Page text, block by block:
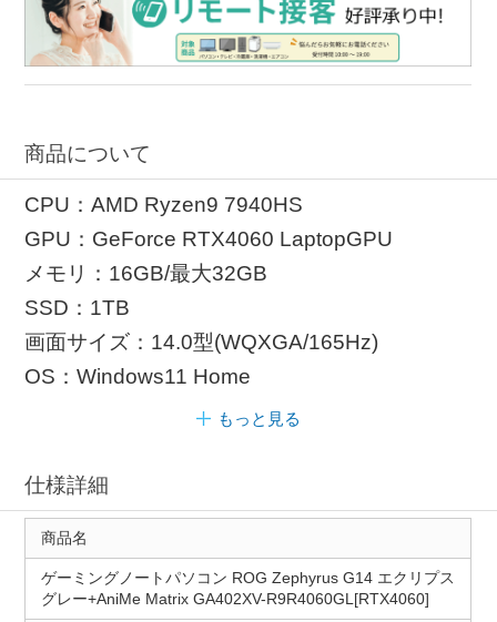
商品について
CPU：AMD Ryzen9 7940HS
GPU：GeForce RTX4060 LaptopGPU
メモリ：16GB/最大32GB
SSD：1TB
画面サイズ：14.0型(WQXGA/165Hz)
OS：Windows11 Home
もっと見る
仕様詳細
商品名
ゲーミングノートパソコン ROG Zephyrus G14 エクリプス
グレー+AniMe Matrix GA402XV-R9R4060GL[RTX4060]